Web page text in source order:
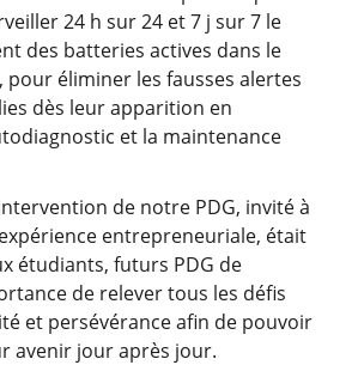
24 h sur 24 et 7 j sur 7 le
des batteries actives dans le
pour éliminer les fausses alertes
dès leur apparition en
et la maintenance
de notre PDG, invité à
entrepreneuriale, était
étudiants, futurs PDG de
de relever tous les défis
et persévérance afin de pouvoir
avenir jour après jour.